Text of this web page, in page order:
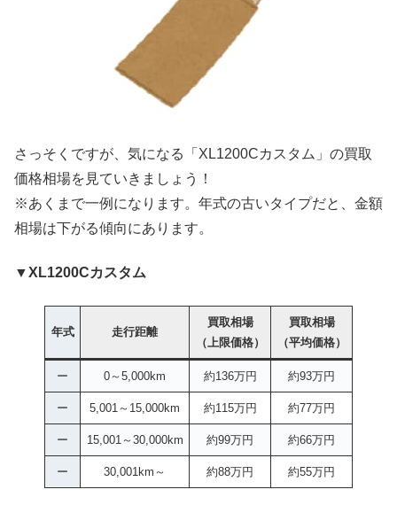
さっそくですが、気になる「XL1200Cカスタム」の買取
価格相場を見ていきましょう！
※あくまで一例になります。年式の古いタイプだと、金額
相場は下がる傾向にあります。
▼XL1200Cカスタム
年式 走行距離
買取相場
（上限価格）
買取相場
（平均価格）
ー 0～5,000km 約136万円 約93万円
ー 5,001～15,000km 約115万円 約77万円
ー 15,001～30,000km 約99万円 約66万円
ー 30,001km～ 約88万円 約55万円